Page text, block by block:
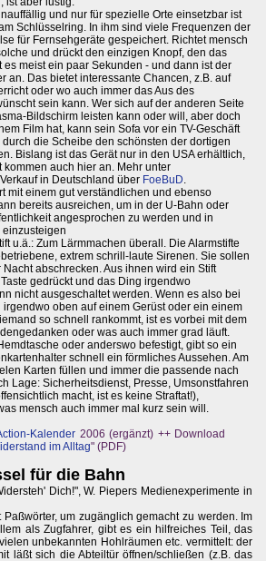
und nur für spezielle Orte einsetzbar ist
Schlüsselring. In ihm sind viele Frequenzen der
für Fernsehgeräte gespeichert. Richtet mensch
und drückt den einzigen Knopf, den das
es meist ein paar Sekunden - und dann ist der
an. Das bietet interessante Chancen, z.B. auf
oder wo auch immer das Aus des
sein kann. Wer sich auf der anderen Seite
Bildschirm leisten kann oder will, aber doch
Film hat, kann sein Sofa vor ein TV-Geschäft
die Scheibe den schönsten der dortigen
Bislang ist das Gerät nur in den USA erhältlich,
kommen auch hier an. Mehr unter
in Deutschland über FoeBuD.
mit einem gut verständlichen und ebenso
bereits ausreichen, um in der U-Bahn oder
angesprochen zu werden und in
u.ä.: Zum Lärmmachen überall. Die Alarmstifte
extrem schrill-laute Sirenen. Sie sollen
Nacht abschrecken. Aus ihnen wird ein Stift
gedrückt und das Ding irgendwo
nicht ausgeschaltet werden. Wenn es also bei
irgendwo oben auf einem Gerüst oder ein einem
so schnell rankommt, ist es vorbei mit dem
oder was auch immer grad läuft.
oder anderswo befestigt, gibt so ein
schnell ein förmliches Aussehen. Am
Karten füllen und immer die passende nach
Lage: Sicherheitsdienst, Presse, Umsonstfahren
macht, ist es keine Straftat!),
mensch auch immer mal kurz sein will.
Kalender 2006 (ergänzt) ++ Download
im Alltag" (PDF)
für die Bahn
Dich!", W. Piepers Medienexperimente in
um zugänglich gemacht zu werden. Im
als Zugfahrer, gibt es ein hilfreiches Teil, das
unbekannten Hohlräumen etc. vermittelt: der
läßt sich die Abteiltür öffnen/schließen (z.B. das